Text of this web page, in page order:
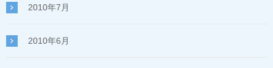
2010年7月
2010年6月